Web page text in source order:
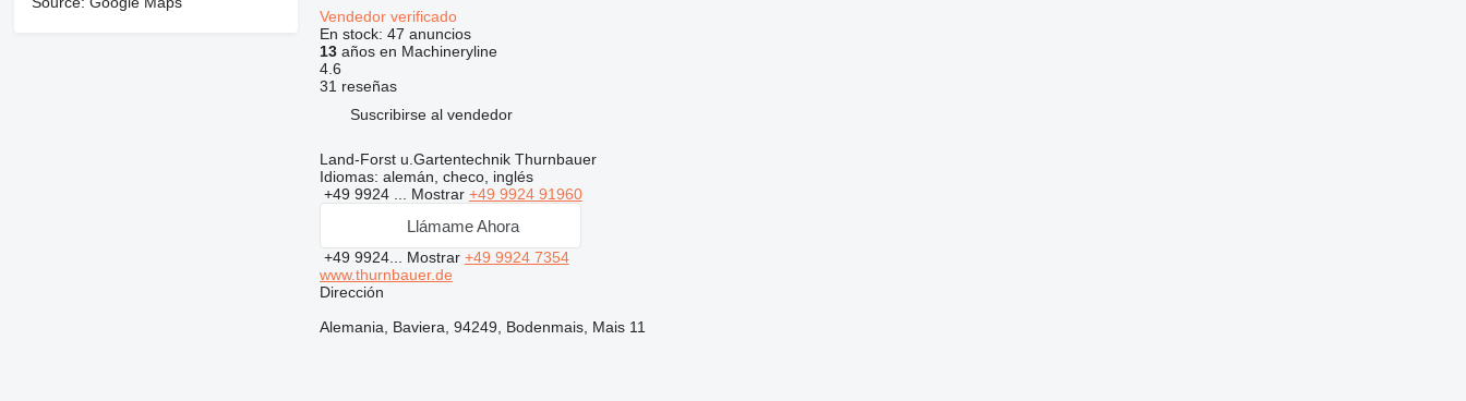
Vendedor verificado
En stock: 47 anuncios
13años en Machineryline
4.6
31 reseñas
Suscribirse al vendedor
Land-Forst u.Gartentechnik Thurnbauer
Idiomas: alemán, checo, inglés
+49 9924 ... Mostrar +49 9924 91960
Llámame Ahora
+49 9924... Mostrar +49 9924 7354
www.thurnbauer.de
Dirección
Alemania, Baviera, 94249, Bodenmais, Mais 11